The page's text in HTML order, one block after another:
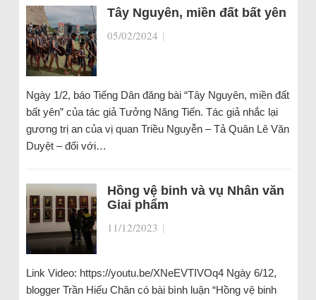
Tây Nguyên, miền đất bất yên
05/02/2024 |
Ngày 1/2, báo Tiếng Dân đăng bài “Tây Nguyên, miền đất
bất yên” của tác giả Tưởng Năng Tiến. Tác giả nhắc lại
gương trị an của vị quan Triều Nguyễn – Tả Quân Lê Văn
Duyệt – đối với…
Hồng vệ binh và vụ Nhân văn
Giai phẩm
11/12/2023 |
Link Video: https://youtu.be/XNeEVTIVOq4 Ngày 6/12,
blogger Trần Hiếu Chân có bài bình luận “Hồng vệ binh